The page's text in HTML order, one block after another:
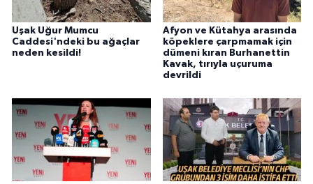
Uşak Uğur Mumcu
Caddesi'ndeki bu ağaçlar
neden kesildi!
Afyon ve Kütahya arasında
köpeklere çarpmamak için
dümeni kıran Burhanettin
Kavak, tırıyla uçuruma
devrildi